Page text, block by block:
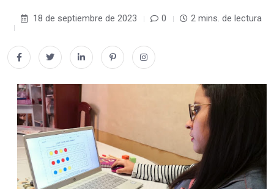
18 de septiembre de 2023 0 2 mins. de lectura